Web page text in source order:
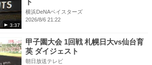
3:37
ト
横浜DeNAベイスターズ
2026/8/6 21:22
甲子園大会 1回戦 札幌日大vs仙台育
英 ダイジェスト
朝日放送テレビ